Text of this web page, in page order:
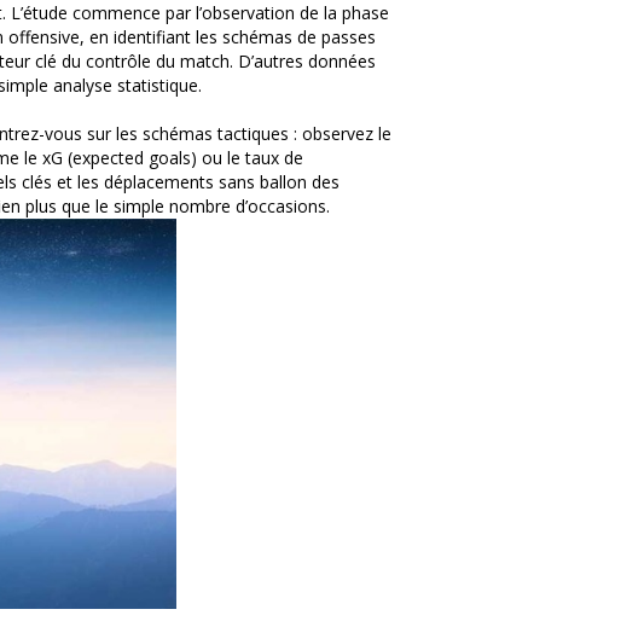
commence par l’observation de la phase
en identifiant les schémas de passes
clé du contrôle du match. D’autres données
analyse statistique.
vous sur les schémas tactiques : observez le
le xG (expected goals) ou le taux de
clés et les déplacements sans ballon des
plus que le simple nombre d’occasions.